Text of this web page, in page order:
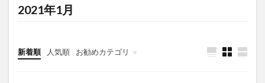
2021年1月
新着順 人気順 お勧めカテゴリ
未分類